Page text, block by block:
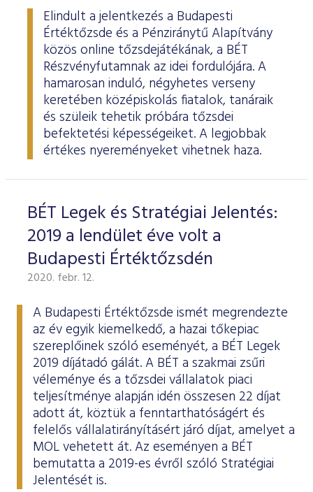
Elindult a jelentkezés a Budapesti
Értéktőzsde és a Pénziránytű Alapítvány
közös online tőzsdejátékának, a BÉT
Részvényfutamnak az idei fordulójára. A
hamarosan induló, négyhetes verseny
keretében középiskolás fiatalok, tanáraik
és szüleik tehetik próbára tőzsdei
befektetési képességeiket. A legjobbak
értékes nyereményeket vihetnek haza.
BÉT Legek és Stratégiai Jelentés:
2019 a lendület éve volt a
Budapesti Értéktőzsdén
2020. febr. 12.
A Budapesti Értéktőzsde ismét megrendezte
az év egyik kiemelkedő, a hazai tőkepiac
szereplőinek szóló eseményét, a BÉT Legek
2019 díjátadó gálát. A BÉT a szakmai zsűri
véleménye és a tőzsdei vállalatok piaci
teljesítménye alapján idén összesen 22 díjat
adott át, köztük a fenntarthatóságért és
felelős vállalatirányításért járó díjat, amelyet a
MOL vehetett át. Az eseményen a BÉT
bemutatta a 2019-es évről szóló Stratégiai
Jelentését is.